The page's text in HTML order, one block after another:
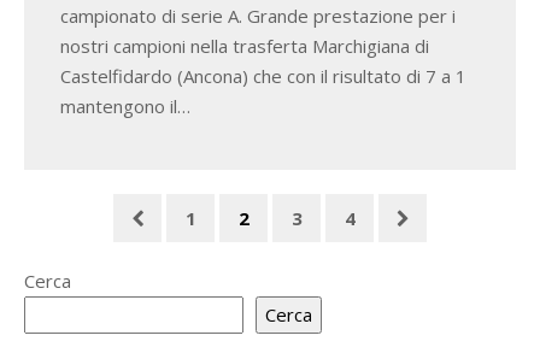
campionato di serie A. Grande prestazione per i
nostri campioni nella trasferta Marchigiana di
Castelfidardo (Ancona) che con il risultato di 7 a 1
mantengono il…
1 2 3 4
Cerca
Cerca